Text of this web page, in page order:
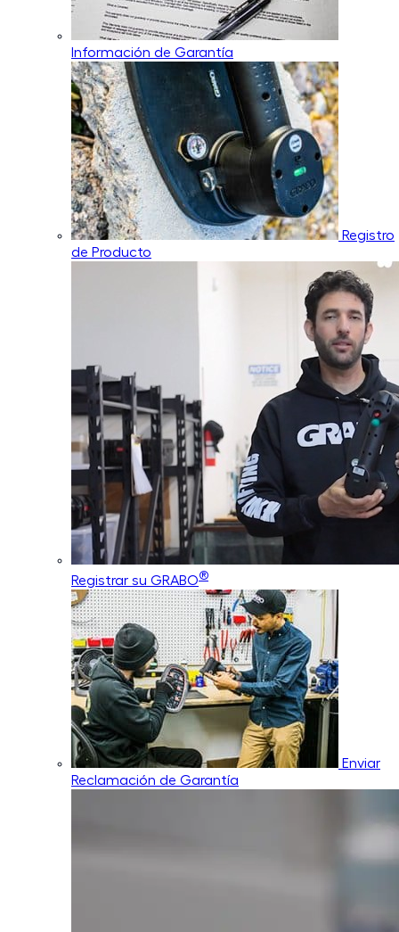
Información de Garantía
Registro
de Producto
Registrar su GRABO®
Enviar
Reclamación de Garantía